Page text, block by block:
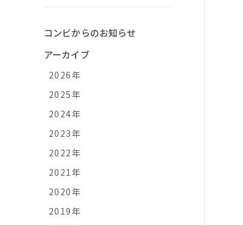
コンビからのお知らせ
アーカイブ
2026年
2025年
2024年
2023年
2022年
2021年
2020年
2019年